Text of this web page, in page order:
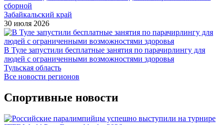
сборной
Забайкальский край
30 июля 2026
В Туле запустили бесплатные занятия по парачирлингу для
людей с ограниченными возможностями здоровья
Тульская область
Все новости регионов
Спортивные новости